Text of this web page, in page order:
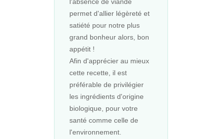
permet d'allier légèreté et
satiété pour notre plus
grand bonheur alors, bon
appétit !
Afin d'apprécier au mieux
cette recette, il est
préférable de privilégier
les ingrédients d'origine
biologique, pour votre
santé comme celle de
l'environnement.